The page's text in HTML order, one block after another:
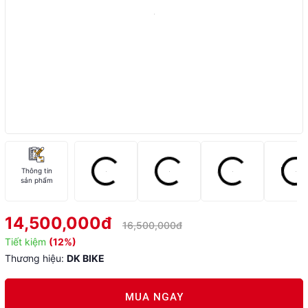
Thông tin
sản phẩm
14,500,000đ
16,500,000đ
Tiết kiệm (12%)
Thương hiệu: DK BIKE
MUA NGAY